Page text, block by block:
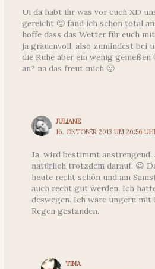
Ui da habt ihr was vor euch XD
gereicht 🙂 fand ich schon total
hoffe dass das Wetter für euch
ja grauenvoll, also zumindest bei
die Ruhe aber ein wenig
an? na das freut mich 🙂
JULIANE
16. OKTOBER 2013 UM 20:56
Ja, wird bestimmt
natürlich trotzdem darauf. 😀
heute recht schön und am
auch recht gut werden. Ich
deswegen. Ich wäre ungern
Regen gestanden.
TINA